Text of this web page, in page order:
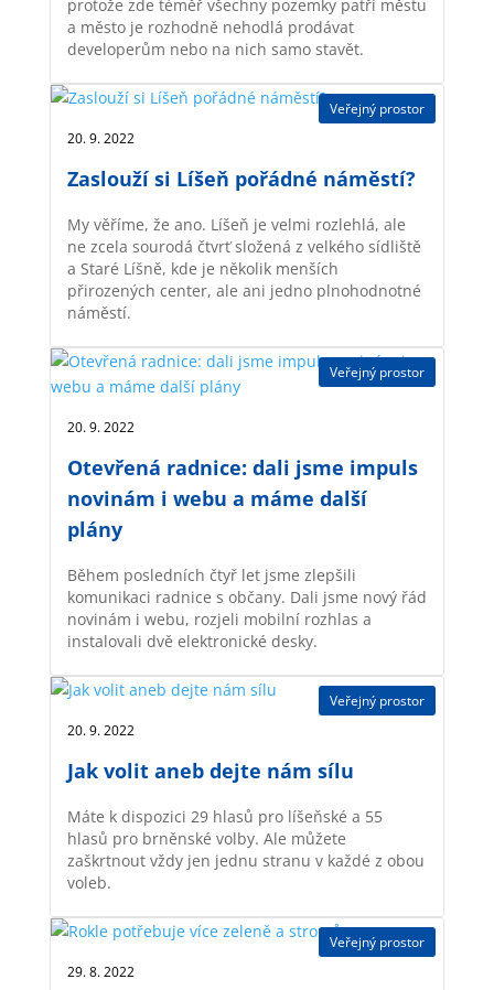
protože zde téměř všechny pozemky patří městu
a město je rozhodně nehodlá prodávat
developerům nebo na nich samo stavět.
Zaslouží si Líšeň pořádné náměstí?
20. 9. 2022 |
Veřejný prostor
My věříme, že ano. Líšeň je velmi rozlehlá, ale
ne zcela sourodá čtvrť složená z velkého sídliště
a Staré Líšně, kde je několik menších
přirozených center, ale ani jedno plnohodnotné
náměstí.
Otevřená radnice: dali jsme impuls
novinám i webu a máme další
plány
20. 9. 2022 |
Veřejný prostor
Během posledních čtyř let jsme zlepšili
komunikaci radnice s občany. Dali jsme nový řád
novinám i webu, rozjeli mobilní rozhlas a
instalovali dvě elektronické desky.
Jak volit aneb dejte nám sílu
20. 9. 2022 |
Veřejný prostor
Máte k dispozici 29 hlasů pro líšeňské a 55
hlasů pro brněnské volby. Ale můžete
zaškrtnout vždy jen jednu stranu v každé z obou
voleb.
29. 8. 2022 |
Veřejný prostor